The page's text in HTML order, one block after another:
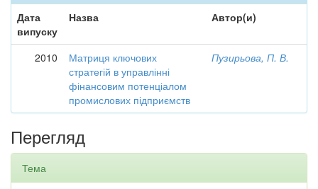
Дата
випуску
Назва Автор(и)
2010
Матриця ключових
стратегій в управлінні
фінансовим потенціалом
промислових підприємств
Пузирьова, П. В.
Перегляд
Тема